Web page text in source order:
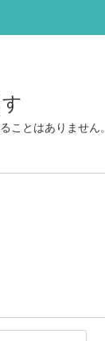
ことはありません。